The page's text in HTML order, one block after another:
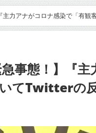
主力アナがコロナ感染で「有
事態！】『
てTwitterの